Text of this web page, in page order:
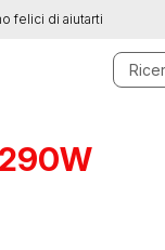
felici di aiutarti